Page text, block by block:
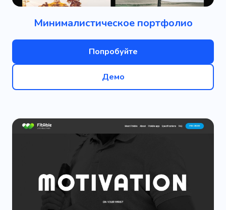
Минималистическое портфолио
Попробуйте
Демо